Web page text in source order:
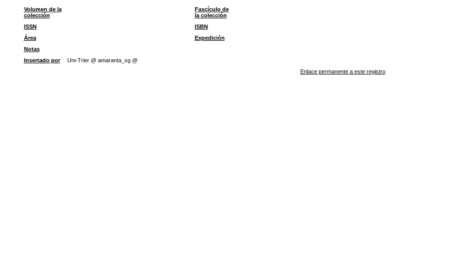
Volumen de la
colección
Fascículo de
la colección
ISSN ISBN
Área
Expedición
Notas
Insertado por
Uni-Trier @ amaranta_sg @
Enlace permanente a este registro